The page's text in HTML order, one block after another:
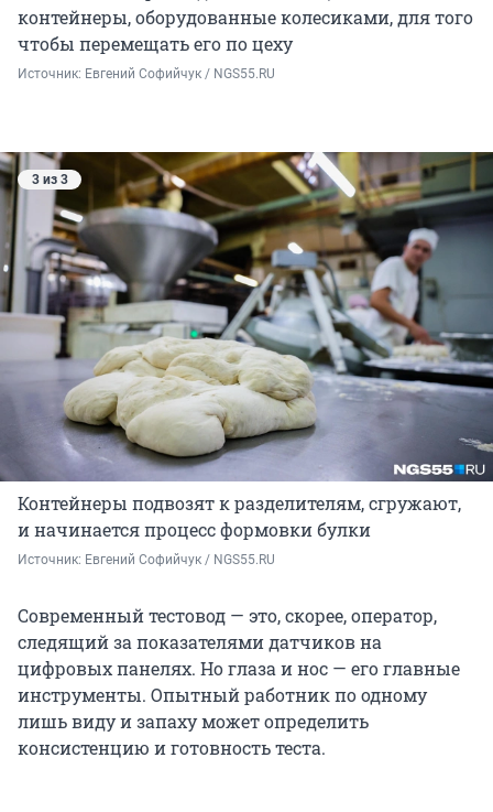
контейнеры, оборудованные колесиками, для того
чтобы перемещать его по цеху
Источник: Евгений Софийчук / NGS55.RU
3 из 3
Контейнеры подвозят к разделителям, сгружают,
и начинается процесс формовки булки
Источник: Евгений Софийчук / NGS55.RU
Современный тестовод — это, скорее, оператор,
следящий за показателями датчиков на
цифровых панелях. Но глаза и нос — его главные
инструменты. Опытный работник по одному
лишь виду и запаху может определить
консистенцию и готовность теста.